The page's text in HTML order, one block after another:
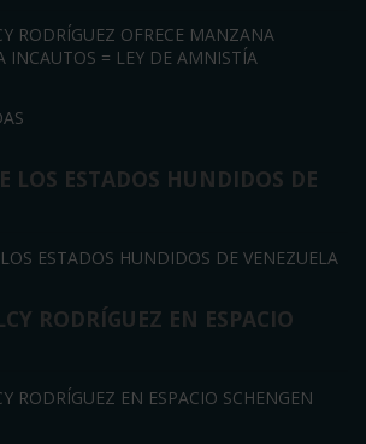
LOS ESTADOS HUNDIDOS DE
RODRÍGUEZ EN ESPACIO